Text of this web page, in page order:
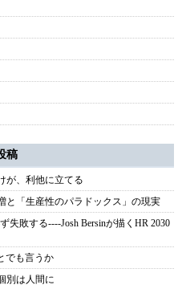
稿
が、利他に立てる
と「生産性のパラドックス」の現実
失敗する----Josh Bersinが描くHR 2030
でも言うか
別は人間に